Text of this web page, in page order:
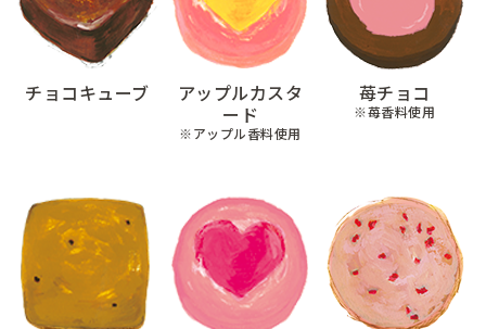
チョコキューブ
アップルカスタ
ード
※アップル香料使用
苺チョコ
※苺香料使用